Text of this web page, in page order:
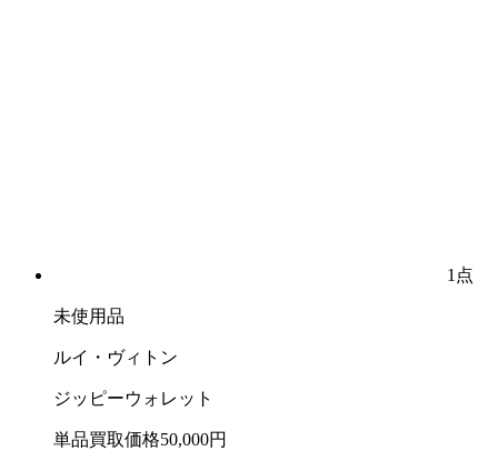
1点
未使用品
ルイ・ヴィトン
ジッピーウォレット
単品買取価格50,000円